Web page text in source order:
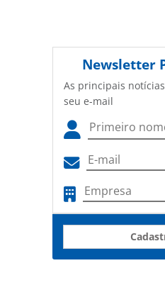
Newsletter
As principais
seu e-mail